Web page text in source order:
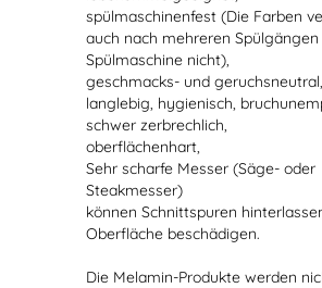
spülmaschinenfest (Die Farben
auch nach mehreren
Spülmaschine nicht),
geschmacks- und geruchsneutral,
langlebig, hygienisch,
schwer zerbrechlich,
oberflächenhart,
Sehr scharfe Messer (Säge- oder
Steakmesser)
können Schnittspuren
Oberfläche beschädigen.
Die Melamin-Produkte werden